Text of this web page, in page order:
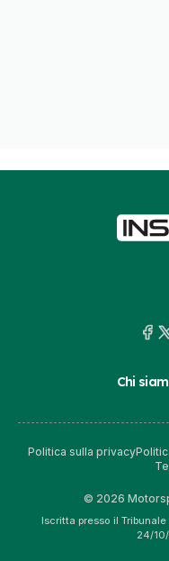
Chi
Politica sulla privacy
© 2026
Iscritta presso il
24/